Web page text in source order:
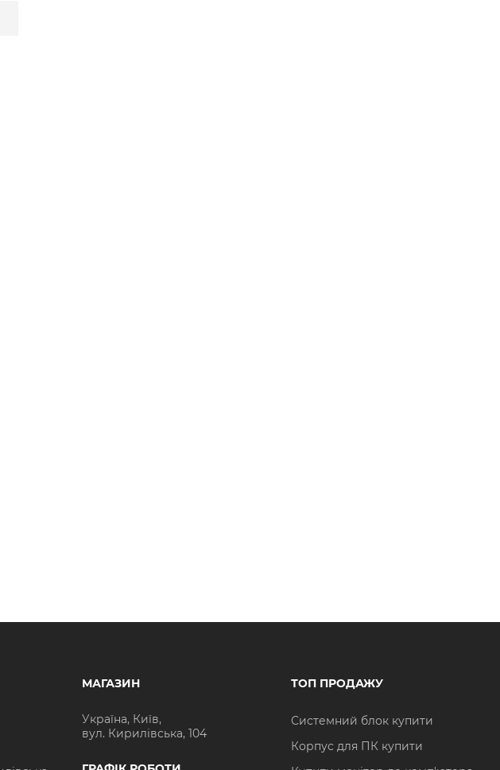
МАГАЗИН
Україна, Київ,
вул. Кирилівська, 104
ТОП ПРОДАЖУ
Системний блок купити
Корпус для ПК купити